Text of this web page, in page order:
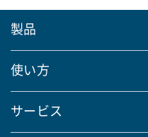
製品
使い方
サービス